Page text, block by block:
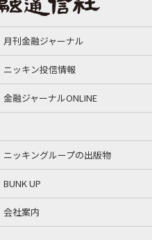
月刊金融ジャーナル
ニッキン投信情報
金融ジャーナルONLINE
ニッキングループの出版物
BUNK UP
会社案内